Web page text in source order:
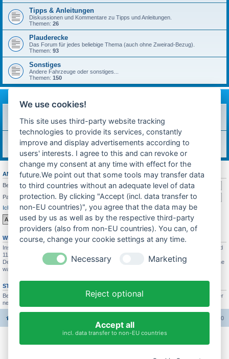
Tipps & Anleitungen
Diskussionen und Kommentare zu Tipps und Anleitungen.
Themen: 26
Plauderecke
Das Forum für jedes beliebige Thema (auch ohne Zweirad-Bezug).
Themen: 93
Sonstiges
Andere Fahrzeuge oder sonstiges...
Themen: 150
Neuigkeiten auf technik-ostfriese.com und in diesem Forum.
Themen:26
Feedback
Was soll sich in Zukunft ändern? Feedback würde mich sehr freuen!
Themen:7
ANMELDEN•REGISTRIEREN
Benutzername:
Passwort:
Ich habe mein Passwort vergessen
Angemeldet bleiben
WER IST ONLINE?
Insgesamt sind
Besucher online :: 3 sichtbare Mitglieder, 0 unsichtbare Mitglieder und
110 Gäste (basierend auf den aktiven Besuchern der letzten 10 Minuten)
Der Besucherrekord liegt bei4689Besuchern, die am 26.07.2025 21:19 gleichzeitig online
waren.
STATISTIK
Beiträge insgesamt
• Themen insgesamt3422• Mitglieder insgesamt
• Unser
neuestes Mitglied:
UTC+02:00
Impressum
We use cookies!
This site uses third-party website tracking
technologies to provide its services, constantly
improve and display advertisements according to
users' interests. I agree to this and can revoke or
change my consent at any time with effect for the
future.We point out that some tools may transfer data
to third countries without an adequate level of data
protection. By clicking "Accept (incl. data transfer to
non-EU countries)", you agree that the data may be
used by us as well as by the respective third-party
providers (also from non-EU countries). You can, of
course, change your cookie settings at any time.
Necessary Marketing
Reject optional
Accept all
incl. data transfer to non-EU countries